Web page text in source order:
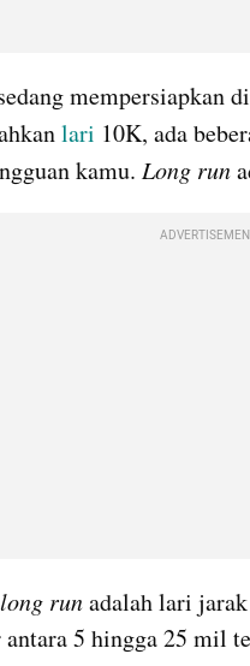
mempersiapkan
lari 10K, ada
kamu. Long run
run adalah lari
5 hingga 25 mil